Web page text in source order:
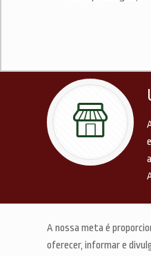
A nossa meta é
oferecer, informar e